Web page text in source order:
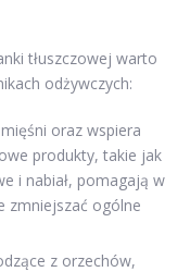
tłuszczowej warto
odżywczych:
oraz wspiera
produkty, takie jak
i nabiał, pomagają w
zmniejszać ogólne
z orzechów,